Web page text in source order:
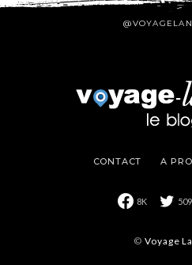
CONTACT A
8K 509
©Voyage